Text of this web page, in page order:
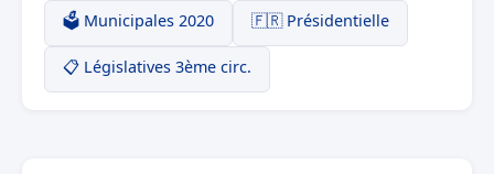
🗳️ Municipales 2020 🇫🇷 Présidentielle
📋 Législatives 3ème circ.